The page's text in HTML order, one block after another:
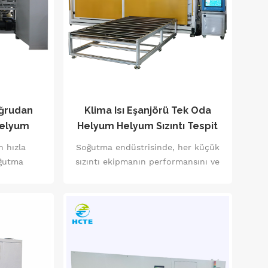
HCTE
hızla
HJ173
plakası
ürün
Klima Isı Eşanjörü Tek Oda
Helyum Helyum Sızıntı Tespit
Ekipmanı
Soğutma endüstrisinde, her küçük
sızıntı ekipmanın performansını ve
spektrometri teknolojisi ile klima ısı
eşanjörleri için tek kutu helyum
buharlaştırıcılar gibi anahtar